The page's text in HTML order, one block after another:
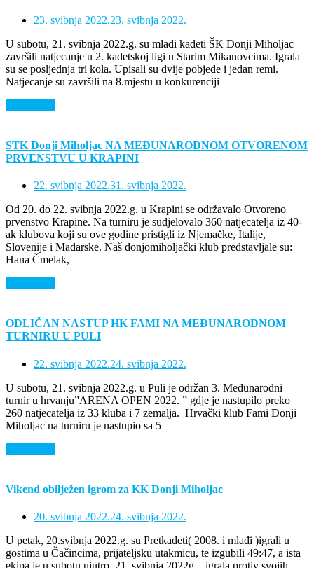
23. svibnja 2022.23. svibnja 2022.
U subotu, 21. svibnja 2022.g. su mlađi kadeti ŠK Donji Miholjac
završili natjecanje u 2. kadetskoj ligi u Starim Mikanovcima. Igrala
su se posljednja tri kola. Upisali su dvije pobjede i jedan remi.
Natjecanje su završili na 8.mjestu u konkurenciji
STK Donji Miholjac NA MEĐUNARODNOM OTVORENOM
PRVENSTVU U KRAPINI
22. svibnja 2022.31. svibnja 2022.
Od 20. do 22. svibnja 2022.g. u Krapini se održavalo Otvoreno
prvenstvo Krapine. Na turniru je sudjelovalo 360 natjecatelja iz 40-
ak klubova koji su ove godine pristigli iz Njemačke, Italije,
Slovenije i Mađarske. Naš donjomiholjački klub predstavljale su:
Hana Čmelak,
ODLIČAN NASTUP HK FAMI NA MEĐUNARODNOM
TURNIRU U PULI
22. svibnja 2022.24. svibnja 2022.
U subotu, 21. svibnja 2022.g. u Puli je održan 3. Međunarodni
turnir u hrvanju”ARENA OPEN 2022. ” gdje je nastupilo preko
260 natjecatelja iz 33 kluba i 7 zemalja. Hrvački klub Fami Donji
Miholjac na turniru je nastupio sa 5
Vikend obilježen igrom za KK Donji Miholjac
20. svibnja 2022.24. svibnja 2022.
U petak, 20.svibnja 2022.g. su Pretkadeti( 2008. i mlađi )igrali u
gostima u Čačincima, prijateljsku utakmicu, te izgubili 49:47, a ista